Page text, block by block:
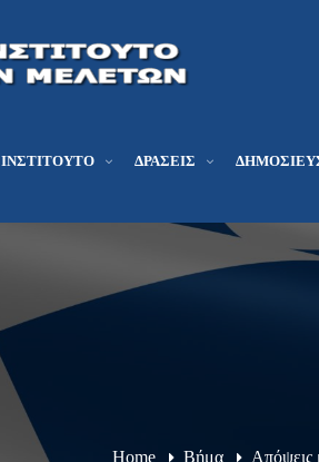
ΙΝΣΤΙΤΟΎΤΟ ΔΡΆΣΕΙΣ
Home Βήμα